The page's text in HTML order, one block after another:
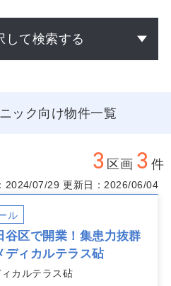
さい。バス動線と乗降場の
右します。夜間の街路灯や
方以降の歩行量の変化も現
らに、近隣の調剤体制や大
ローチのしやすさを比べ、
ランスで判断するのが実務
高い診療科では駐輪スペース
ると運営が安定します。
に加えて水面下の検討可能
ます。掲載にない祖師ヶ谷
ついても、要件をお知らせ
して検索する
ック向け物件一覧
3 区画 3 件
2024/07/29 更新日：2026/06/04
ル
谷区で開業！集患力抜群
ディカルテラス砧
ィカルテラス砧